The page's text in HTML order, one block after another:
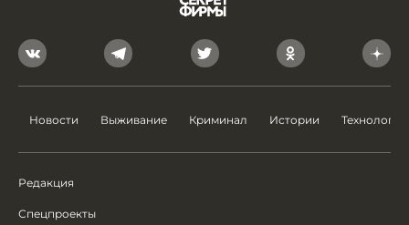
Новости Выживание Криминал Истории Технологии
Редакция
Спецпроекты